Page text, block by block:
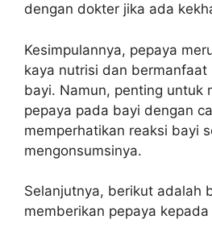
dengan dokter jika ada
Kesimpulannya, pepaya
kaya nutrisi dan bermanfaat
bayi. Namun, penting untuk
pepaya pada bayi dengan
memperhatikan reaksi bayi
mengonsumsinya.
Selanjutnya, berikut adalah
memberikan pepaya kepada